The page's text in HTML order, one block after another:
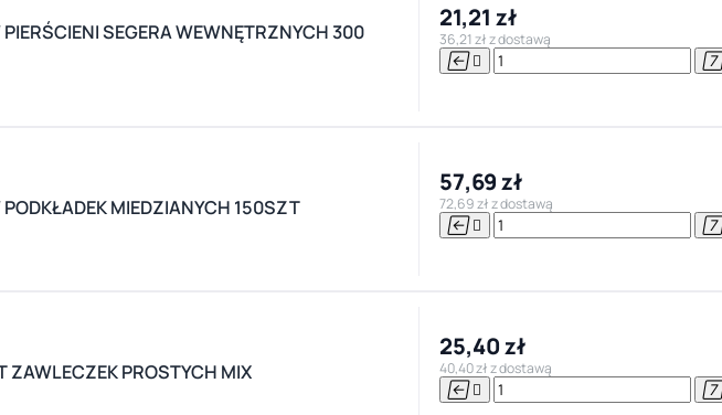
SEGERA WEWNĘTRZNYCH 300
21,21 zł
36,21 zł z dostawą
 
MIEDZIANYCH 150SZT
57,69 zł
72,69 zł z dostawą
 
ZAWLECZEK PROSTYCH MIX
25,40 zł
40,40 zł z dostawą
 